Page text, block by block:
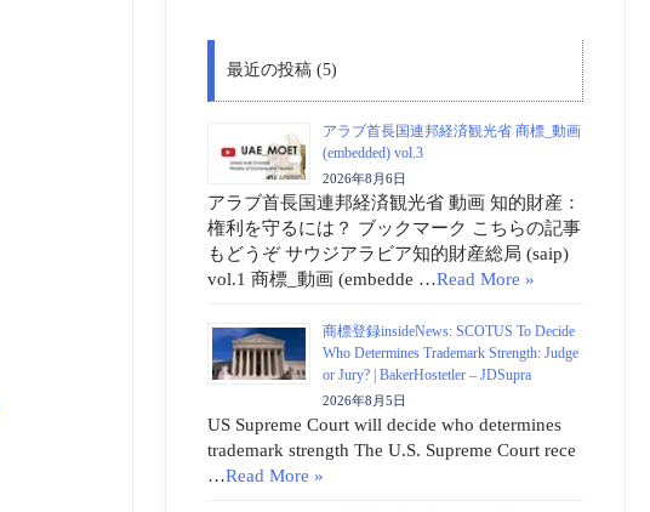
最近の投稿 (5)
アラブ首長国連邦経済観光省 商標_動画
(embedded) vol.3
2026年8月6日
アラブ首長国連邦経済観光省 動画 知的財産：
権利を守るには？ ブックマーク こちらの記事
もどうぞ サウジアラビア知的財産総局 (saip)
vol.1 商標_動画 (embedde …Read More »
商標登録insideNews: SCOTUS To Decide
Who Determines Trademark Strength: Judge
or Jury? | BakerHostetler – JDSupra
2026年8月5日
US Supreme Court will decide who determines
trademark strength The U.S. Supreme Court rece
…Read More »